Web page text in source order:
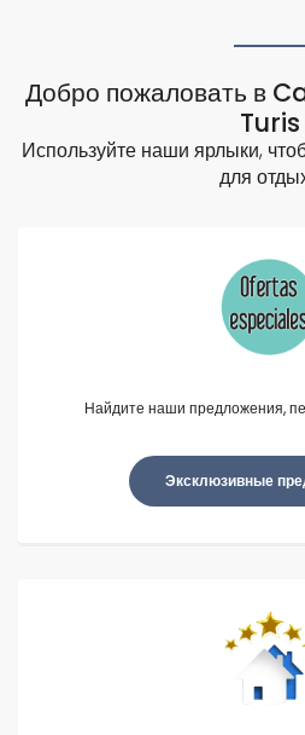
Добро пожаловать в
Turis
Используйте наши ярлыки,
для
Найдите наши предложения,
Эксклюзивные